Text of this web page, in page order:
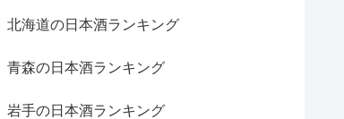
北海道の日本酒ランキング
青森の日本酒ランキング
岩手の日本酒ランキング